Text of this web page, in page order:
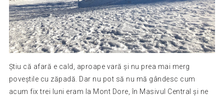
Știu că afară e cald, aproape vară și nu prea mai merg
poveștile cu zăpadă. Dar nu pot să nu mă gândesc cum
acum fix trei luni eram la Mont Dore, în Masivul Central și ne